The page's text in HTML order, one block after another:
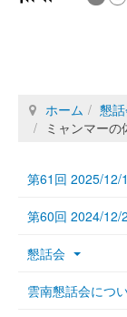
ホーム 懇
ミャンマー
第61回 2025/12/
第60回 2024/12/
懇話会
雲南懇話会につ